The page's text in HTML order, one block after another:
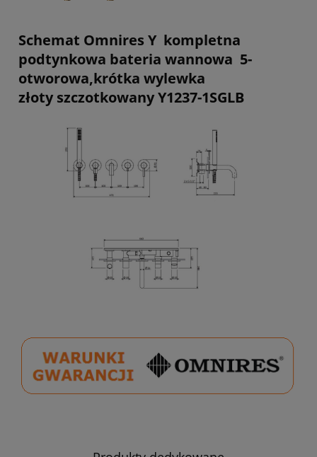
Schemat Omnires Y kompletna
podtynkowa bateria wannowa 5-
otworowa,krótka wylewka
złoty szczotkowany Y1237-1SGLB